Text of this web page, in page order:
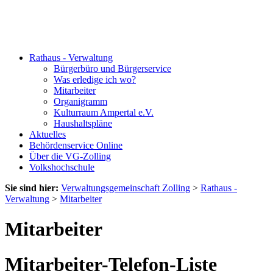
Rathaus - Verwaltung
Bürgerbüro und Bürgerservice
Was erledige ich wo?
Mitarbeiter
Organigramm
Kulturraum Ampertal e.V.
Haushaltspläne
Aktuelles
Behördenservice Online
Über die VG-Zolling
Volkshochschule
Sie sind hier: Verwaltungsgemeinschaft Zolling > Rathaus -
Verwaltung > Mitarbeiter
Mitarbeiter
Mitarbeiter-Telefon-Liste